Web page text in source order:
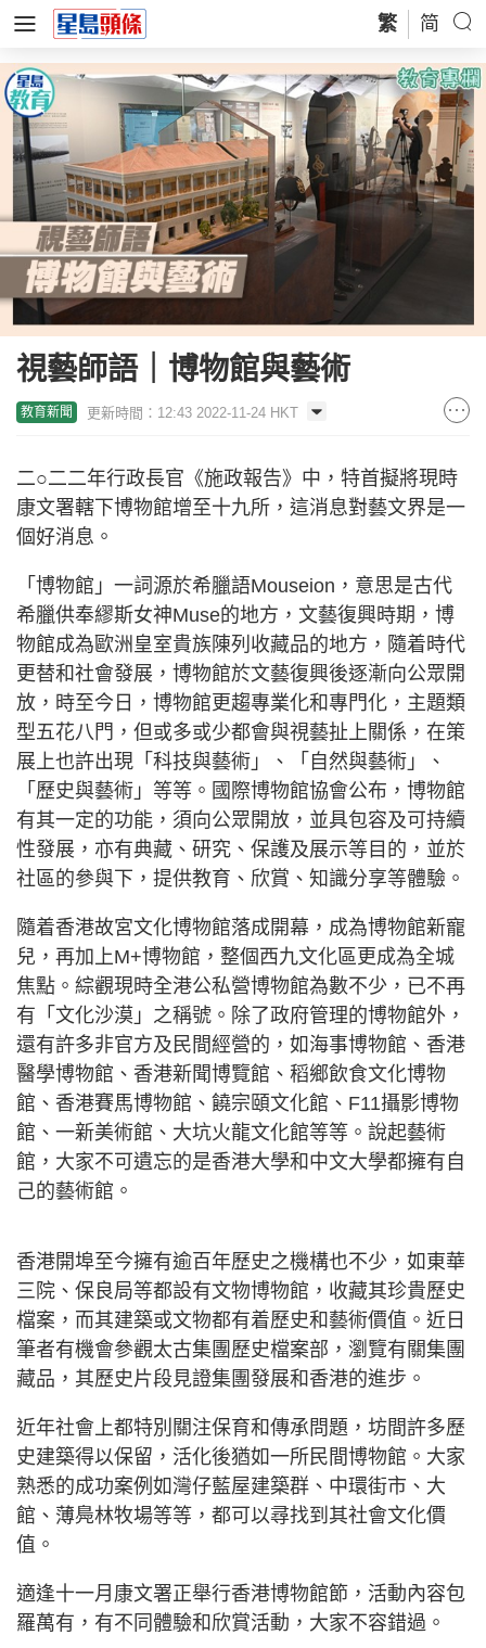
繁 简
視藝師語｜博物館與藝術
教育新聞 更新時間：12:43 2022-11-24 HKT
二○二二年行政長官《施政報告》中，特首擬將現時
康文署轄下博物館增至十九所，這消息對藝文界是一
個好消息。
「博物館」一詞源於希臘語Mouseion，意思是古代
希臘供奉繆斯女神Muse的地方，文藝復興時期，博
物館成為歐洲皇室貴族陳列收藏品的地方，隨着時代
更替和社會發展，博物館於文藝復興後逐漸向公眾開
放，時至今日，博物館更趨專業化和專門化，主題類
型五花八門，但或多或少都會與視藝扯上關係，在策
展上也許出現「科技與藝術」、「自然與藝術」、
「歷史與藝術」等等。國際博物館協會公布，博物館
有其一定的功能，須向公眾開放，並具包容及可持續
性發展，亦有典藏、研究、保護及展示等目的，並於
社區的參與下，提供教育、欣賞、知識分享等體驗。
隨着香港故宮文化博物館落成開幕，成為博物館新寵
兒，再加上M+博物館，整個西九文化區更成為全城
焦點。綜觀現時全港公私營博物館為數不少，已不再
有「文化沙漠」之稱號。除了政府管理的博物館外，
還有許多非官方及民間經營的，如海事博物館、香港
醫學博物館、香港新聞博覽館、稻鄉飲食文化博物
館、香港賽馬博物館、饒宗頤文化館、F11攝影博物
館、一新美術館、大坑火龍文化館等等。說起藝術
館，大家不可遺忘的是香港大學和中文大學都擁有自
己的藝術館。
香港開埠至今擁有逾百年歷史之機構也不少，如東華
三院、保良局等都設有文物博物館，收藏其珍貴歷史
檔案，而其建築或文物都有着歷史和藝術價值。近日
筆者有機會參觀太古集團歷史檔案部，瀏覽有關集團
藏品，其歷史片段見證集團發展和香港的進步。
近年社會上都特別關注保育和傳承問題，坊間許多歷
史建築得以保留，活化後猶如一所民間博物館。大家
熟悉的成功案例如灣仔藍屋建築群、中環街市、大
館、薄鳧林牧場等等，都可以尋找到其社會文化價
值。
適逢十一月康文署正舉行香港博物館節，活動內容包
羅萬有，有不同體驗和欣賞活動，大家不容錯過。